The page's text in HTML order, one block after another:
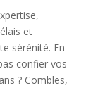
et
sérénité. En
confier vos
? Combles,